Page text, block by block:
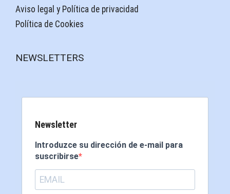
Aviso legal y Política de privacidad
Política de Cookies
NEWSLETTERS
Newsletter
Introduzce su dirección de e-mail para
suscribirse